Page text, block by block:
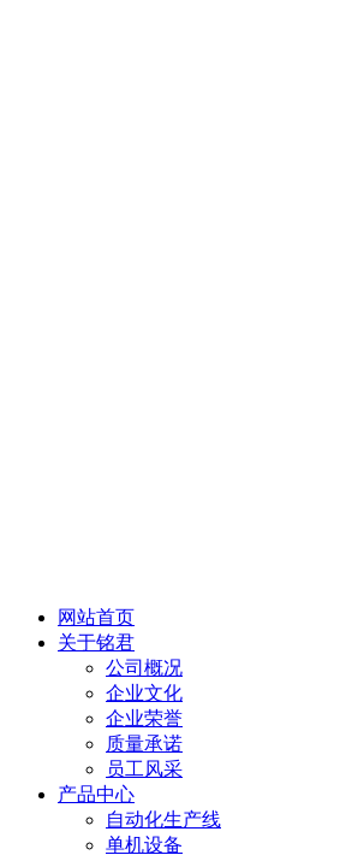
网站首页
关于铭君
公司概况
企业文化
企业荣誉
质量承诺
员工风采
产品中心
自动化生产线
单机设备